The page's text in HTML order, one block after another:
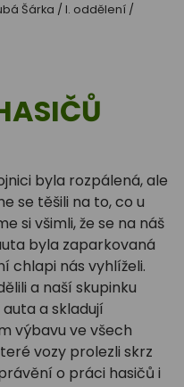
Šárka / I. oddělení /
byla rozpálená, ale
se těšili na to, co u
si všimli, že se na náš
byla zaparkovaná
chlapi nás vyhlíželi.
a naší skupinku
a skladují
výbavu ve všech
vozy prolezli skrz
o práci hasičů i